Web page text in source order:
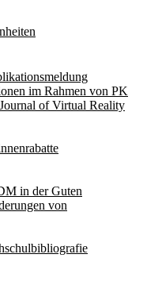
im Rahmen von PK
Journal of Virtual Reality
in der Guten
von